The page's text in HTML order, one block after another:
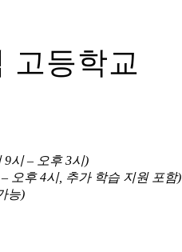
고등학교
9시 – 오후 3시)
오후 4시, 추가 학습 지원 포함)
능)